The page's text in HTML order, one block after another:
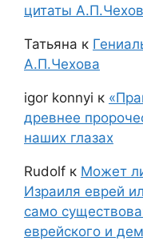
цитаты
Татьяна к
А.П.Чехова
igor konnyi к
древнее
наших глазах
Rudolf к Может
Израиля еврей
само
еврейского и